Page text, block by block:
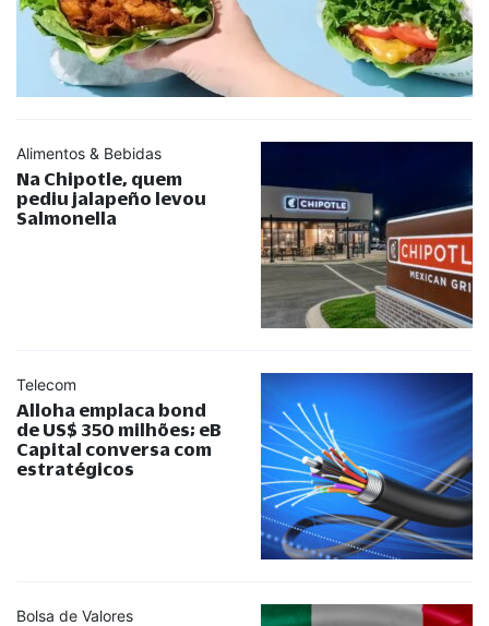
Alimentos & Bebidas
Na Chipotle, quem
pediu jalapeño levou
Salmonella
Telecom
Alloha emplaca bond
de US$ 350 milhões; eB
Capital conversa com
estratégicos
Bolsa de Valores